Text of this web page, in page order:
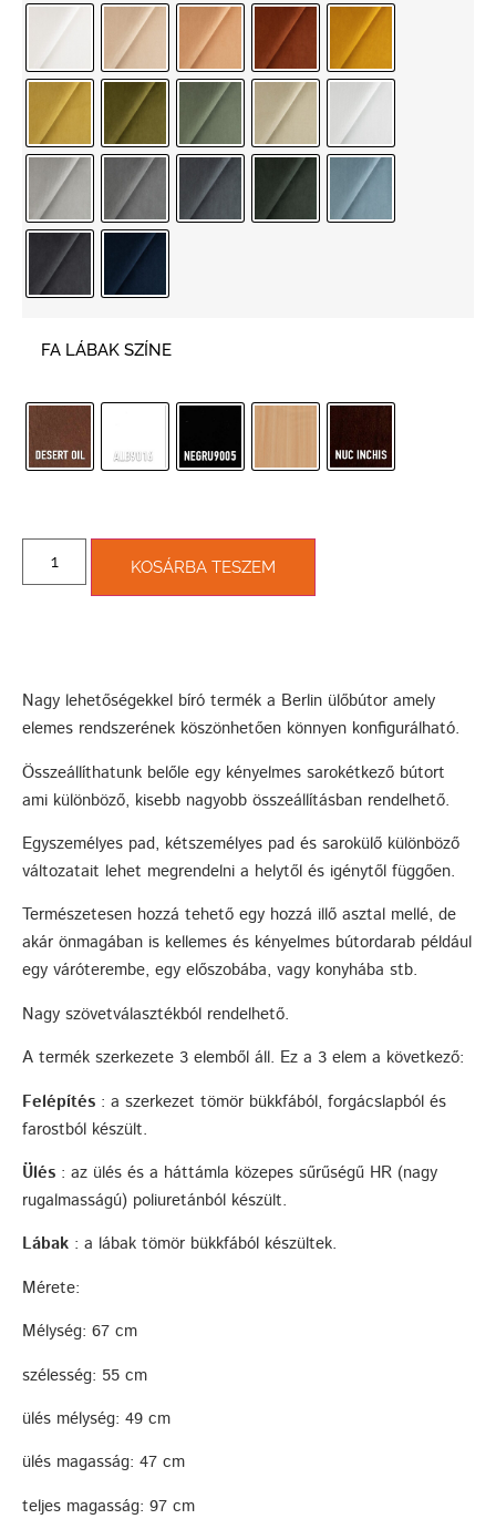
FA LÁBAK SZÍNE
KOSÁRBA TESZEM
Nagy lehetőségekkel bíró termék a Berlin ülőbútor amely
elemes rendszerének köszönhetően könnyen konfigurálható.
Összeállíthatunk belőle egy kényelmes sarokétkező bútort
ami különböző, kisebb nagyobb összeállításban rendelhető.
Egyszemélyes pad, kétszemélyes pad és sarokülő különböző
változatait lehet megrendelni a helytől és igénytől függően.
Természetesen hozzá tehető egy hozzá illő asztal mellé, de
akár önmagában is kellemes és kényelmes bútordarab például
egy váróterembe, egy előszobába, vagy konyhába stb.
Nagy szövetválasztékból rendelhető.
A termék szerkezete 3 elemből áll. Ez a 3 elem a következő:
Felépítés : a szerkezet tömör bükkfából, forgácslapból és
farostból készült.
Ülés : az ülés és a háttámla közepes sűrűségű HR (nagy
rugalmasságú) poliuretánból készült.
Lábak : a lábak tömör bükkfából készültek.
Mérete:
Mélység: 67 cm
szélesség: 55 cm
ülés mélység: 49 cm
ülés magasság: 47 cm
teljes magasság: 97 cm